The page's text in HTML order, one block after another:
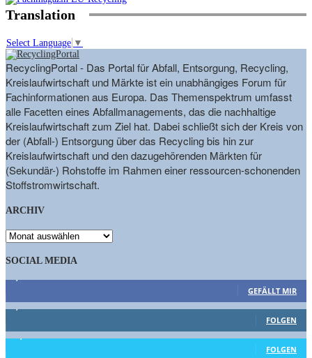
Translation
Select Language ▼
RecyclingPortal - Das Portal für Abfall, Entsorgung, Recycling,
Kreislaufwirtschaft und Märkte ist ein unabhängiges Forum für
Fachinformationen aus Europa. Das Themenspektrum umfasst
alle Facetten eines Abfallmanagements, das die nachhaltige
Kreislaufwirtschaft zum Ziel hat. Dabei schließt sich der Kreis von
der (Abfall-) Entsorgung über das Recycling bis hin zur
Kreislaufwirtschaft und den dazugehörenden Märkten für
(Sekundär-) Rohstoffe im Rahmen einer ressourcen-schonenden
Stoffstromwirtschaft.
ARCHIV
ARCHIV
SOCIAL MEDIA
GEFÄLLT MIR
1,662 Follower
FOLGEN
15,658 Follower
FOLGEN